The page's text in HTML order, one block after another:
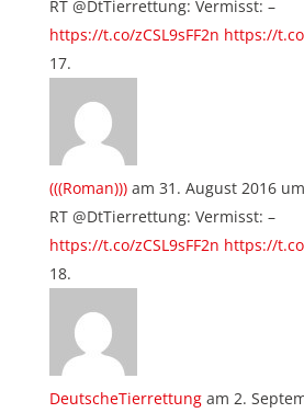
RT @DtTierrettung: Vermisst: –
https://t.co/zCSL9sFF2n https://
(((Roman))) am 31. August 2016
RT @DtTierrettung: Vermisst: –
https://t.co/zCSL9sFF2n https://
DeutscheTierrettung am 2.